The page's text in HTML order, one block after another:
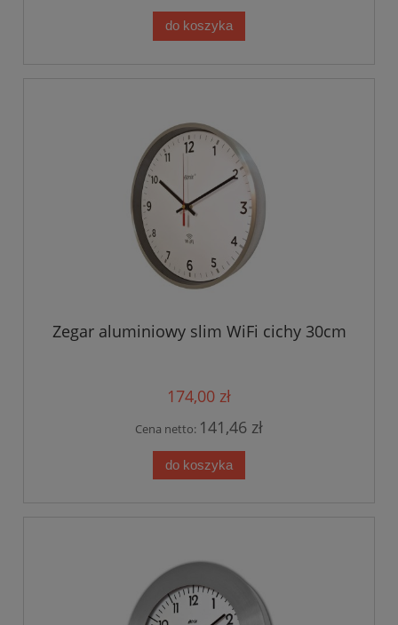
do koszyka
Zegar aluminiowy slim WiFi cichy 30cm
174,00 zł
Cena netto: 141,46 zł
do koszyka